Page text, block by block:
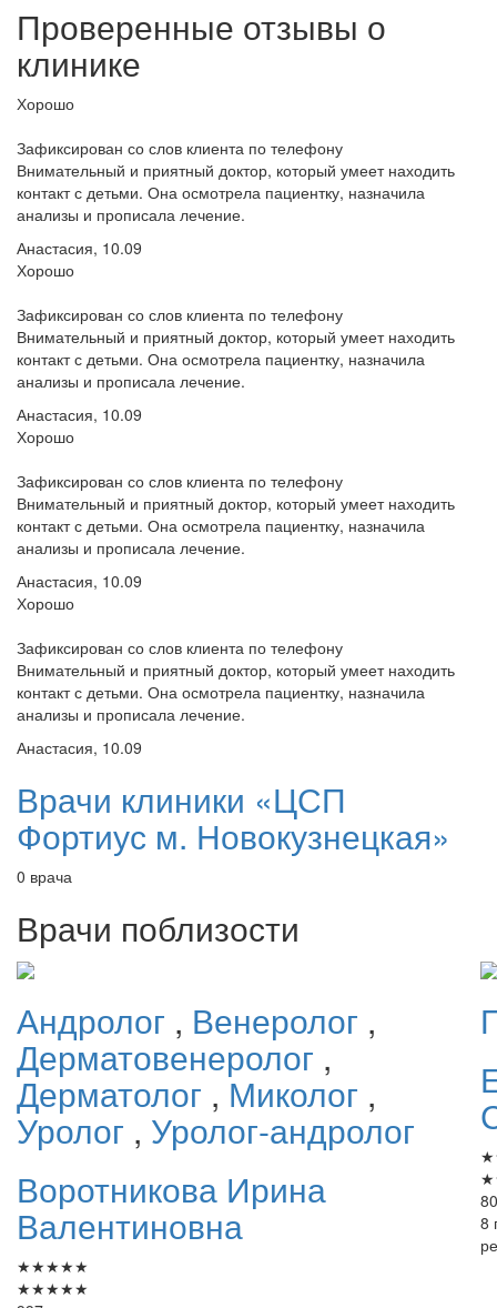
Проверенные отзывы о
клинике
Хорошо
Зафиксирован со слов клиента по телефону
Внимательный и приятный доктор, который умеет находить
контакт с детьми. Она осмотрела пациентку, назначила
анализы и прописала лечение.
Анастасия, 10.09
Хорошо
Зафиксирован со слов клиента по телефону
Внимательный и приятный доктор, который умеет находить
контакт с детьми. Она осмотрела пациентку, назначила
анализы и прописала лечение.
Анастасия, 10.09
Хорошо
Зафиксирован со слов клиента по телефону
Внимательный и приятный доктор, который умеет находить
контакт с детьми. Она осмотрела пациентку, назначила
анализы и прописала лечение.
Анастасия, 10.09
Хорошо
Зафиксирован со слов клиента по телефону
Внимательный и приятный доктор, который умеет находить
контакт с детьми. Она осмотрела пациентку, назначила
анализы и прописала лечение.
Анастасия, 10.09
Врачи клиники «ЦСП
Фортиус м. Новокузнецкая»
0 врача
Врачи поблизости
Андролог , Венеролог ,
Дерматовенеролог ,
Дерматолог , Миколог ,
Уролог , Уролог-андролог
Воротникова Ирина
Валентиновна
★★★★★
★★★★★
★
★
8